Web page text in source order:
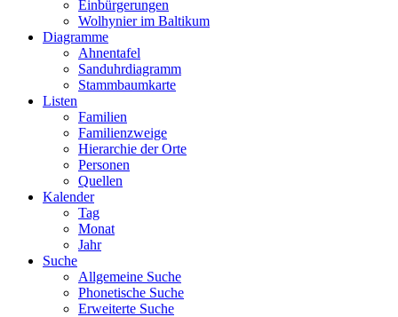
Einbürgerungen
Wolhynier im Baltikum
Diagramme
Ahnentafel
Sanduhrdiagramm
Stammbaumkarte
Listen
Familien
Familienzweige
Hierarchie der Orte
Personen
Quellen
Kalender
Tag
Monat
Jahr
Suche
Allgemeine Suche
Phonetische Suche
Erweiterte Suche